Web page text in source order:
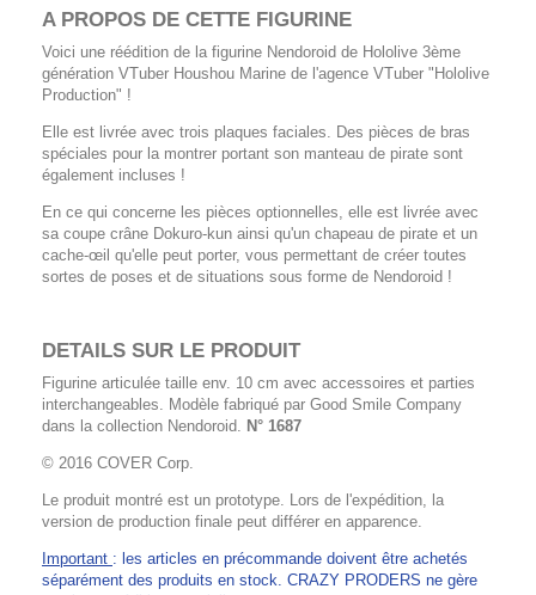
A PROPOS DE CETTE FIGURINE
Voici une réédition de la figurine Nendoroid de Hololive 3ème
génération VTuber Houshou Marine de l'agence VTuber "Hololive
Production" !
Elle est livrée avec trois plaques faciales. Des pièces de bras
spéciales pour la montrer portant son manteau de pirate sont
également incluses !
En ce qui concerne les pièces optionnelles, elle est livrée avec
sa coupe crâne Dokuro-kun ainsi qu'un chapeau de pirate et un
cache-œil qu'elle peut porter, vous permettant de créer toutes
sortes de poses et de situations sous forme de Nendoroid !
DETAILS SUR LE PRODUIT
Figurine articulée taille env. 10 cm avec accessoires et parties
interchangeables. Modèle fabriqué par Good Smile Company
dans la collection Nendoroid. N° 1687
© 2016 COVER Corp.
Le produit montré est un prototype. Lors de l'expédition, la
version de production finale peut différer en apparence.
Important : les articles en précommande doivent être achetés
séparément des produits en stock. CRAZY PRODERS ne gère